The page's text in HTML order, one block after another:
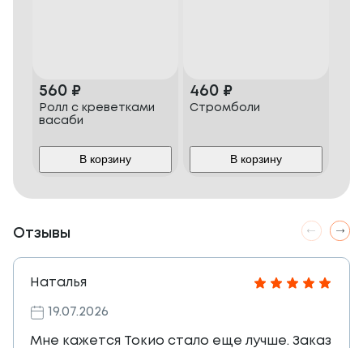
560 ₽
Ролл с креветками
васаби
В корзину
460 ₽
Стромболи
В корзину
Отзывы
Наталья
19.07.2026
Мне кажется Токио стало еще лучше. Заказ